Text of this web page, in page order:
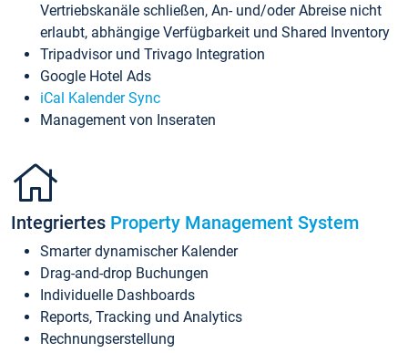
Vertriebskanäle schließen, An- und/oder Abreise nicht
erlaubt, abhängige Verfügbarkeit und Shared Inventory
Tripadvisor und Trivago Integration
Google Hotel Ads
iCal Kalender Sync
Management von Inseraten
Integriertes Property Management System
Smarter dynamischer Kalender
Drag-and-drop Buchungen
Individuelle Dashboards
Reports, Tracking und Analytics
Rechnungserstellung